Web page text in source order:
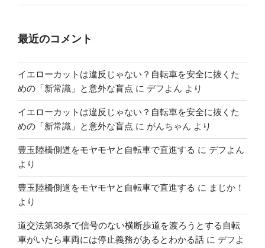
最近のコメント
イエローカットは違反じゃない？自転車を安全に抜くた
めの「新常識」と意外な盲点 に デフよん より
イエローカットは違反じゃない？自転車を安全に抜くた
めの「新常識」と意外な盲点 に がんちゃん より
豊玉陸橋側道をモヤモヤと自転車で直進する に デフよん
より
豊玉陸橋側道をモヤモヤと自転車で直進する に まじか！
より
道交法第38条で信号のない横断歩道を渡ろうとする自転
車がいたら車両には停止義務があるとわかる話 に デフよ